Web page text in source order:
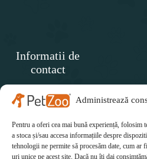
Administrează
Pentru a oferi cea mai bună experiență,
a stoca și/sau accesa informațiile despre
tehnologii ne permite să procesăm date, cum
uri unice pe acest site. Dacă nu îți dai
Informatii de
contact
PET
Telefon:
0771 415 812